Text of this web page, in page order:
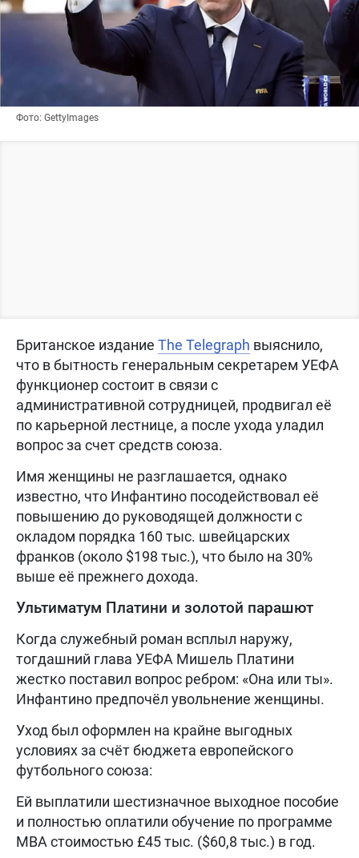
Фото: GettyImages
Британское издание The Telegraph выяснило,
что в бытность генеральным секретарем УЕФА
функционер состоит в связи с
административной сотрудницей, продвигал её
по карьерной лестнице, а после ухода уладил
вопрос за счет средств союза.
Имя женщины не разглашается, однако
известно, что Инфантино посодействовал её
повышению до руководящей должности с
окладом порядка 160 тыс. швейцарских
франков (около $198 тыс.), что было на 30%
выше её прежнего дохода.
Ультиматум Платини и золотой парашют
Когда служебный роман всплыл наружу,
тогдашний глава УЕФА Мишель Платини
жестко поставил вопрос ребром: «Она или ты».
Инфантино предпочёл увольнение женщины.
Уход был оформлен на крайне выгодных
условиях за счёт бюджета европейского
футбольного союза:
Ей выплатили шестизначное выходное пособие
и полностью оплатили обучение по программе
MBA стоимостью £45 тыс. ($60,8 тыс.) в год.